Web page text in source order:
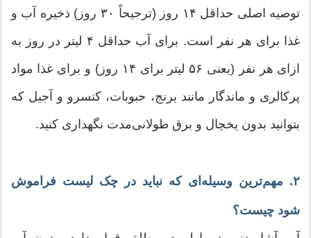
توصیه اصلی حداقل ۱۴ روز (ترجیحاً ۳۰ روز) ذخیره آب و
غذا برای هر نفر است. برای آب حداقل ۴ لیتر در روز به
ازای هر نفر (یعنی ۵۶ لیتر برای ۱۴ روز) و برای غذا مواد
پرکالری و ماندگار مانند برنج، حبوبات، کنسرو و آجیل که
بتوانید بدون یخچال و برق طولانی‌مدت نگهداری کنید.
۲. مهم‌ترین وسیله‌ای که نباید در چک لیست فراموش
شود چیست؟